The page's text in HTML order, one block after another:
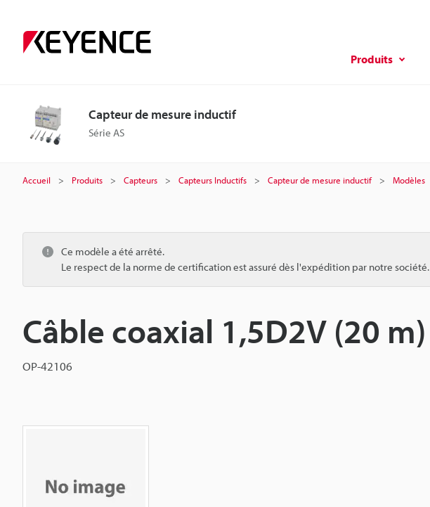
Produits
Capteur de mesure inductif
Série AS
Accueil Produits Capteurs Capteurs Inductifs Capteur de mesure inductif Modèles
Ce modèle a été arrêté.
Le respect de la norme de certification est assuré dès l'expédition par notre société.
Câble coaxial 1,5D2V (20 m)
OP-42106